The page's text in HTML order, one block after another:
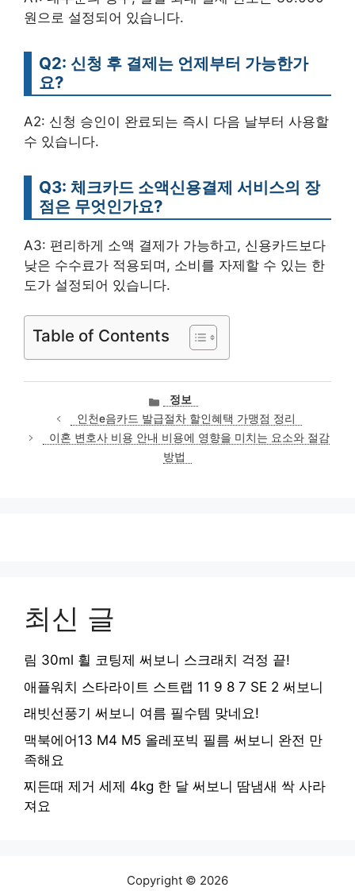
원으로 설정되어 있습니다.
Q2: 신청 후 결제는 언제부터 가능한가
요?
A2: 신청 승인이 완료되는 즉시 다음 날부터 사용할
수 있습니다.
Q3: 체크카드 소액신용결제 서비스의 장
점은 무엇인가요?
A3: 편리하게 소액 결제가 가능하고, 신용카드보다
낮은 수수료가 적용되며, 소비를 자제할 수 있는 한
도가 설정되어 있습니다.
Table of Contents
카
테
고
리
정보
인천e음카드 발급절차 할인혜택 가맹점 정리
이혼 변호사 비용 안내 비용에 영향을 미치는 요소와 절감
방법
최신 글
림 30ml 휠 코팅제 써보니 스크래치 걱정 끝!
애플워치 스타라이트 스트랩 11 9 8 7 SE 2 써보니
래빗선풍기 써보니 여름 필수템 맞네요!
맥북에어13 M4 M5 올레포빅 필름 써보니 완전 만
족해요
찌든때 제거 세제 4kg 한 달 써보니 땀냄새 싹 사라
져요
Copyright © 2026